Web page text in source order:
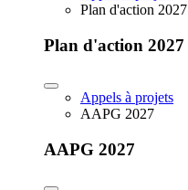
Plan d'action 2027
Plan d'action 2027
Appels à projets
AAPG 2027
AAPG 2027